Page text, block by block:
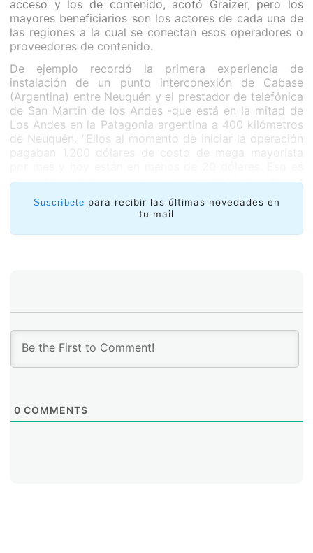
acceso y los de contenido, acotó Graizer, pero los
mayores beneficiarios son los actores de cada una de
las regiones a la cual se conectan esos operadores o
proveedores de contenido.
De ejemplo recordó la primera experiencia de
instalación de un punto interconexión de Cabase
(Argentina) entre Neuquén y el prestador de telefónica
de San Martín de los Andes -que está en la mitad de
Los Andes en la Patagonia argentina a 400 kilómetros
de Neuquén. “Ellos al momento de iniciar la operación
pagaban 1.200 dólares de costo de mega mayorista
un gran cambio en el precio y también les ha
cambiado la disponibilidad de ancho de banda ancha
porque cuando pagaban 1.200 dólares tenían 20 mega
contó Graizer. Este IXP ha generado en esa localidad
relación a IPv4 aunque admitió que está creciendo.
“Cuanto más contenido ponemos en IPv6 más tráfico
se genera y cada vez hay más disponibilidad”, aseguró
creciendo, no a la velocidad que todavía queremos
Suscríbete para recibir las últimas novedades en
tu mail
0 COMMENTS